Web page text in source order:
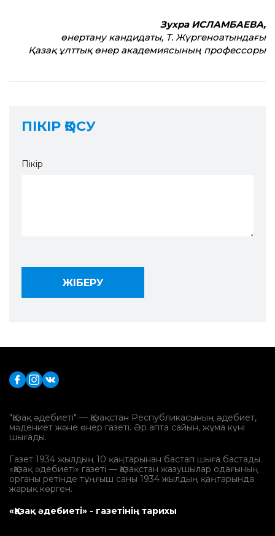
Зухра ИСЛАМБАЕВА,
өнертану кандидаты, Т. Жүргеноатындағы
Қазақ ұлт­тық өнер академиясының профессоры
ПІКІР ҚОСУ
Пікір
"Қазақ әдебиеті" — Қазақстан Республикасының әдебиет,
мәдениет және өнер газеті. Әр апта сайын, жұма күні
шығады.
Газет 1934 жылдың 10 қаңтарынан бастап шыға бастады.
«Қазақ әдебиеті» газеті — Қазақстан жазушылар одағының
органы ретінде тұңғыш саны 1934 жылдың қаңтарында
жарық көрген.
«Қазақ әдебиеті» - газетінің тарихы